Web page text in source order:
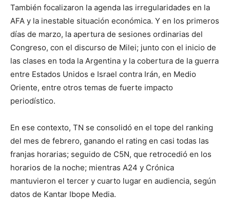
También focalizaron la agenda las irregularidades en la
AFA y la inestable situación económica. Y en los primeros
días de marzo, la apertura de sesiones ordinarias del
Congreso, con el discurso de Milei; junto con el inicio de
las clases en toda la Argentina y la cobertura de la guerra
entre Estados Unidos e Israel contra Irán, en Medio
Oriente, entre otros temas de fuerte impacto
periodístico.
En ese contexto, TN se consolidó en el tope del ranking
del mes de febrero, ganando el rating en casi todas las
franjas horarias; seguido de C5N, que retrocedió en los
horarios de la noche; mientras A24 y Crónica
mantuvieron el tercer y cuarto lugar en audiencia, según
datos de Kantar Ibope Media.